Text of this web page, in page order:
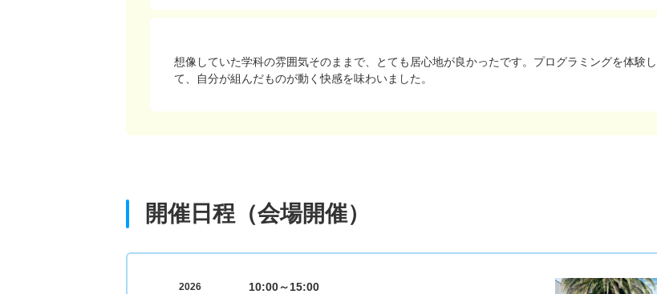
想像していた学科の雰囲気そのままで、とても居心地が良かったです。プログラミングを体験し
て、自分が組んだものが動く快感を味わいました。
開催日程（会場開催）
2026 10:00～15:00